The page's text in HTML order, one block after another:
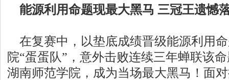
能源利用命题现最大黑马 三冠王遗憾
在复赛中，以垫底成绩晋级能源利用
院“蛋蛋队”，意外击败连续三年蝉联该
湖南师范学院，成为当场最大黑马！面